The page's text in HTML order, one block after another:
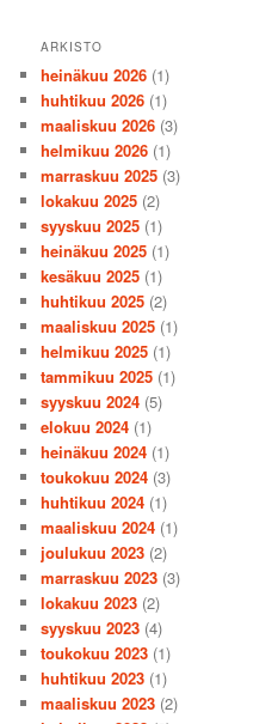
ARKISTO
heinäkuu 2026 (1)
huhtikuu 2026 (1)
maaliskuu 2026 (3)
helmikuu 2026 (1)
marraskuu 2025 (3)
lokakuu 2025 (2)
syyskuu 2025 (1)
heinäkuu 2025 (1)
kesäkuu 2025 (1)
huhtikuu 2025 (2)
maaliskuu 2025 (1)
helmikuu 2025 (1)
tammikuu 2025 (1)
syyskuu 2024 (5)
elokuu 2024 (1)
heinäkuu 2024 (1)
toukokuu 2024 (3)
huhtikuu 2024 (1)
maaliskuu 2024 (1)
joulukuu 2023 (2)
marraskuu 2023 (3)
lokakuu 2023 (2)
syyskuu 2023 (4)
toukokuu 2023 (1)
huhtikuu 2023 (1)
maaliskuu 2023 (2)